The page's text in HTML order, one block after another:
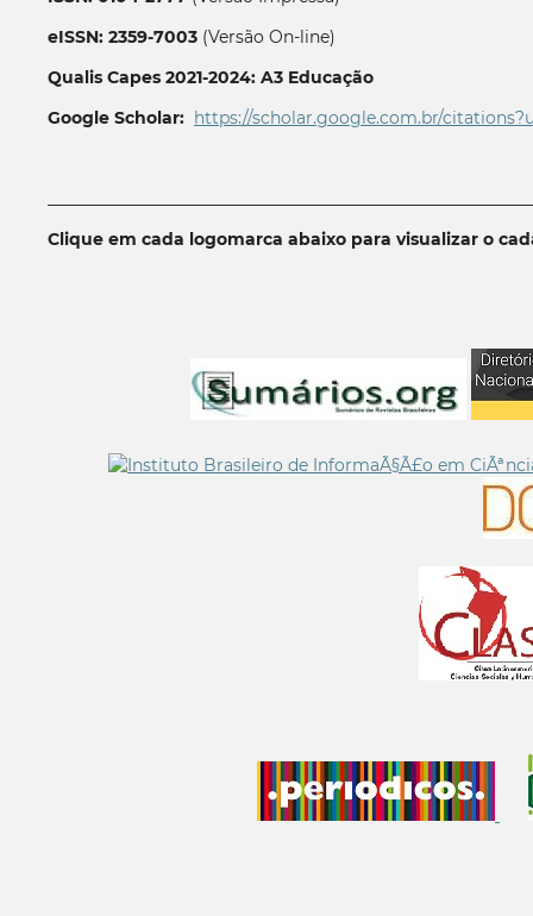
eISSN: 2359-7003(Versão On-line)
Qualis Capes 2021-2024: A3 Educação
Google Scholar: https://scholar.google.com.br/
Clique em cada logomarca abaixo para visualizar o